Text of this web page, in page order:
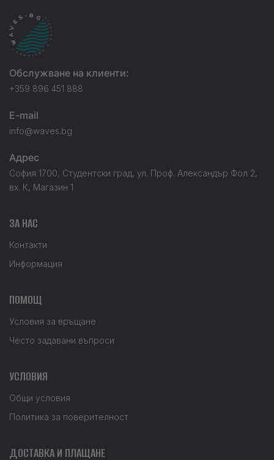
Обслужване на клиенти:
+359 896 451 888
E-mail
info@waves.bg
Адрес
София 1700, Студентски град, ул. Проф. Александър Фол 2,
вх. К, Магазин 1
ЗА НАС
Контакти
Информация
ПОМОЩ
Условия за връщане
Често задавани въпроси
УСЛОВИЯ
Общи условия
Политика за поверителност
ДОСТАВКА И ПЛАЩАНЕ